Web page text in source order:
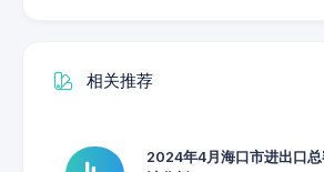
相关推荐
2024年4月海口市进出口